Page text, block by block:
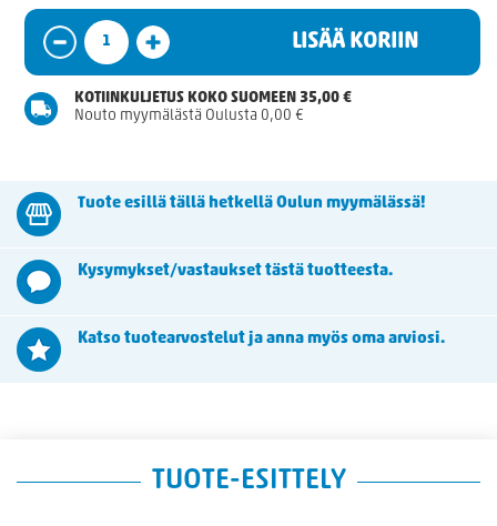
LISÄÄ KORIIN
KOTIINKULJETUS KOKO SUOMEEN 35,00 €
Nouto myymälästä Oulusta 0,00 €
Tuote esillä tällä hetkellä Oulun myymälässä!
Kysymykset/vastaukset tästä tuotteesta.
Katso tuotearvostelut ja anna myös oma arviosi.
TUOTE-ESITTELY